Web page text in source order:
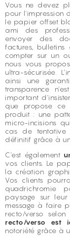
Vous ne devez
pour l'impression
le papier offset
ami des
envoyer des
factures,
compter sur un
nous vous
ultra-sécurisée.
ainsi une
transparence
important
que propose
produit : une
micro-incisions
cas de tentative
définitif grâce à
C'est également
vos clients. Le
la création
Vos clients
quadrichromie
paysage sur
message à faire
recto/verso
recto/verso est
notoriété grâce à